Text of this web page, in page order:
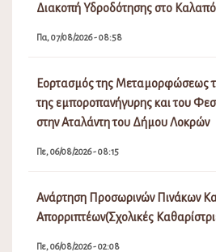
Διακοπή Υδροδότησης στο
Πα, 07/08/2026 - 08:58
Εορτασμός της Μεταμορφώσεως
της εμποροπανήγυρης και του
στην Αταλάντη του Δήμου Λοκρών
Πε, 06/08/2026 - 08:15
Ανάρτηση Προσωρινών Πινάκων
Απορριπτέων(Σχολικές
Πε, 06/08/2026 - 02:08